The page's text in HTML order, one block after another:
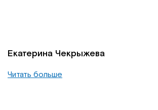
Екатерина Чекрыжева
Читать больше